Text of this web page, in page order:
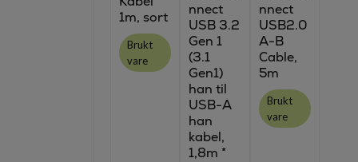
1m, sort
Brukt
vare
nnect
USB 3.2
Gen 1
(3.1
Gen1)
han til
USB-A
han
kabel,
1,8m *
nnect
USB2.0
A-B
Cable,
5m
Brukt
vare